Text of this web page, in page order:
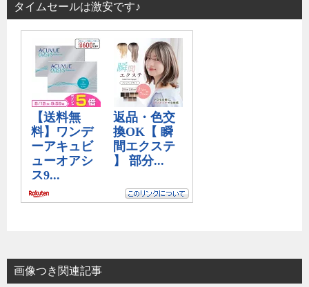
タイムセールは激安です♪
画像つき関連記事